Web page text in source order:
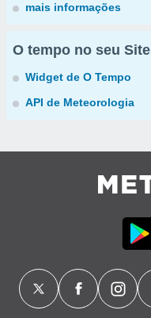
mais informações
O tempo no seu Site
Widget de O Tempo
API de Meteorologia